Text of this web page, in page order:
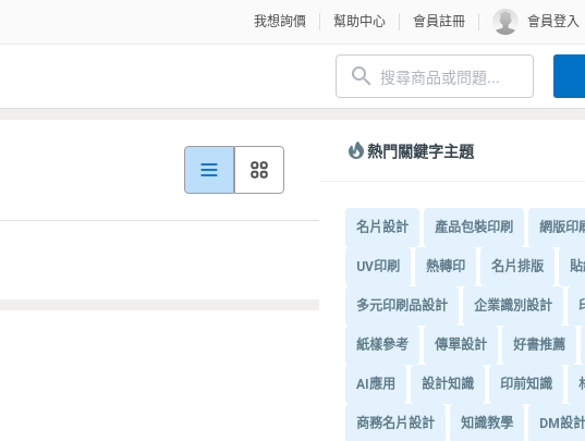
我想詢價 幫助中心 會員註冊 會員登入
熱門關鍵字主題
名片設計 產品包裝印刷 網版印
UV印刷 熱轉印 名片排版
多元印刷品設計 企業識別設計
紙樣參考 傳單設計 好書推薦
AI應用 設計知識 印前知識
商務名片設計 知識教學 DM設計